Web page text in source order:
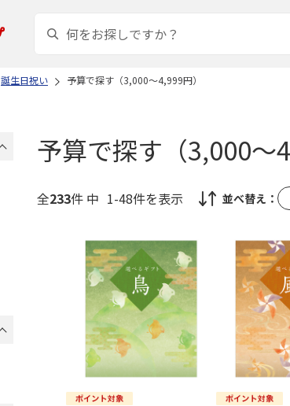
誕生日祝い 予算で探す（3,000～4,999円）
予算で探す（3,000～
全233件 中 1-48件を表示 並べ替え：